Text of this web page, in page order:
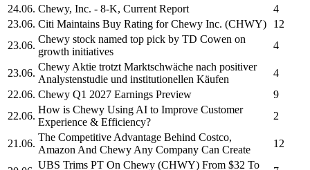
24.06. Chewy, Inc. - 8-K, Current Report
4
23.06. Citi Maintains Buy Rating forChewy Inc. (CHWY)
12
23.06.
Chewy stock named top pick by TD Cowen on
growth initiatives
4
23.06.
Chewy Aktie trotzt Marktschwäche nach positiver
Analystenstudie und institutionellen Käufen
4
22.06. Chewy Q1 2027 Earnings Preview
9
22.06.
How is Chewy Using AI to Improve Customer
Experience & Efficiency?
2
21.06.
The Competitive Advantage Behind Costco,
Amazon And Chewy Any Company Can Create
12
UBS Trims PT On Chewy (CHWY) From $32 To